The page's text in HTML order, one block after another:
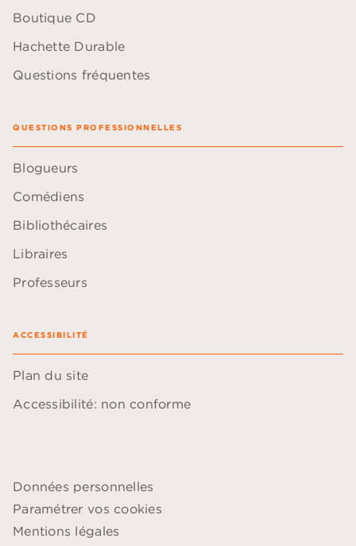
Boutique CD
Hachette Durable
Questions fréquentes
QUESTIONS PROFESSIONNELLES
Blogueurs
Comédiens
Bibliothécaires
Libraires
Professeurs
ACCESSIBILITÉ
Plan du site
Accessibilité: non conforme
Données personnelles
Paramétrer vos cookies
Mentions légales